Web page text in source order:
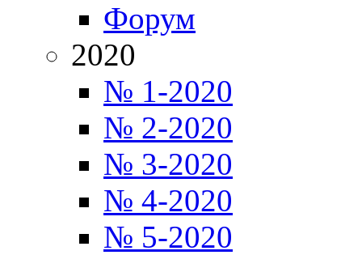
Форум
2020
№ 1-2020
№ 2-2020
№ 3-2020
№ 4-2020
№ 5-2020